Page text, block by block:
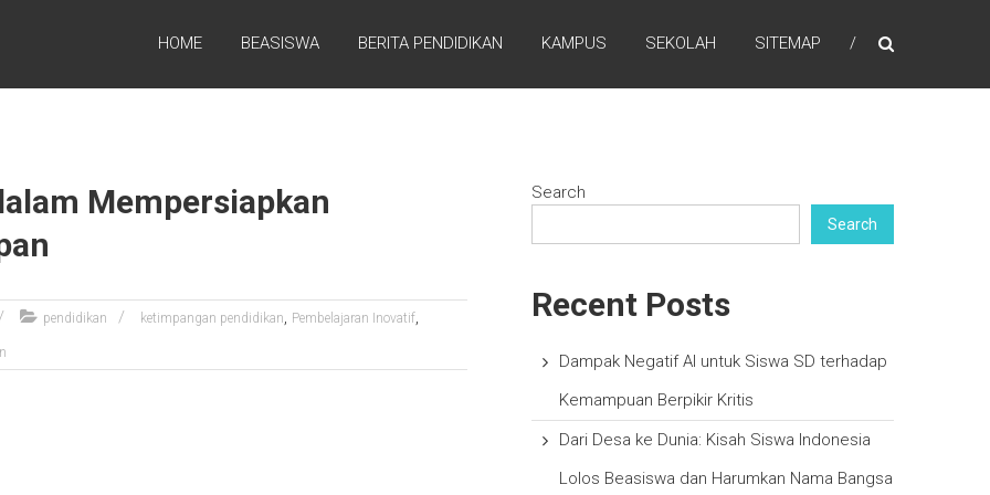
HOME BEASISWA BERITA PENDIDIKAN KAMPUS SEKOLAH SITEMAP
Mempersiapkan
pendidikan ketimpangan pendidikan, Pembelajaran Inovatif,
Search
Search
Recent Posts
Dampak Negatif AI untuk Siswa SD terhadap
Kemampuan Berpikir Kritis
Dari Desa ke Dunia: Kisah Siswa Indonesia
Lolos Beasiswa dan Harumkan Nama Bangsa